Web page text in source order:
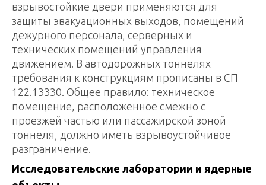
взрывостойкие двери применяются для
защиты эвакуационных выходов, помещений
дежурного персонала, серверных и
технических помещений управления
движением. В автодорожных тоннелях
требования к конструкциям прописаны в СП
122.13330. Общее правило: техническое
помещение, расположенное смежно с
проезжей частью или пассажирской зоной
тоннеля, должно иметь взрывоустойчивое
разграничение.
Исследовательские лаборатории и ядерные